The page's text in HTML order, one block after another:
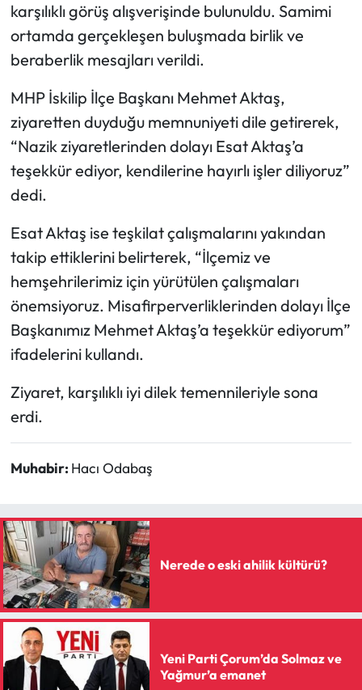
karşılıklı görüş alışverişinde bulunuldu. Samimi
ortamda gerçekleşen buluşmada birlik ve
beraberlik mesajları verildi.
MHP İskilip İlçe Başkanı Mehmet Aktaş,
ziyaretten duyduğu memnuniyeti dile getirerek,
“Nazik ziyaretlerinden dolayı Esat Aktaş’a
teşekkür ediyor, kendilerine hayırlı işler diliyoruz”
dedi.
Esat Aktaş ise teşkilat çalışmalarını yakından
takip ettiklerini belirterek, “İlçemiz ve
hemşehrilerimiz için yürütülen çalışmaları
önemsiyoruz. Misafirperverliklerinden dolayı İlçe
Başkanımız Mehmet Aktaş’a teşekkür ediyorum”
ifadelerini kullandı.
Ziyaret, karşılıklı iyi dilek temennileriyle sona
erdi.
Muhabir: Hacı Odabaş
Nerede o eski ahilik kültürü?
Yeni Parti Çorum’da Solmaz ve
Yağmur’a emanet
Mecitözü Haberleri
Oğuzlar Haberleri
Ortaköy Haberleri
Osmancık Haberleri
Resmi İlan
Resmi Reklam
Sağlık
Siyaset
Spor
Turizm
Uğurludağ Haberleri
Yaşam
Yayla Haber
Yemek Tarifleri
Yerel Haberler